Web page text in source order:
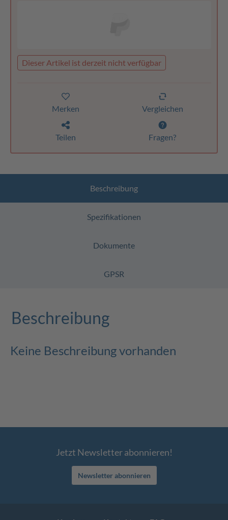
Dieser Artikel ist derzeit nicht verfügbar
Merken Vergleichen
Teilen Fragen?
Beschreibung
Spezifikationen
Dokumente
GPSR
Beschreibung
Keine Beschreibung vorhanden
Jetzt Newsletter abonnieren!
Newsletter abonnieren